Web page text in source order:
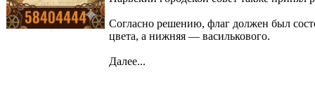
Согласно решению, флаг должен был
цвета, а нижняя — василькового.
Далее...